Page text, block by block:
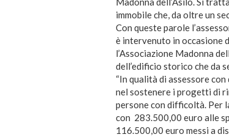
immobile che, da oltre un
Con queste parole
è intervenuto in occasione
l’Associazione Madonna
dell’edificio storico che da
“In qualità di assessore
nel sostenere i progetti di
persone con difficoltà. Per
con 283.500,00 euro alle
116.500,00 euro messi a